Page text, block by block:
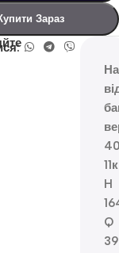
Зараз
H
Q